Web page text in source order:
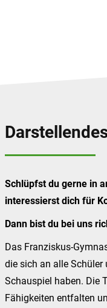
Schlüpfst du gerne in
interessierst dich für
Dann bist du bei uns
Das Franziskus-
die sich an alle Schüler
Schauspiel haben. Die
Fähigkeiten entfalten